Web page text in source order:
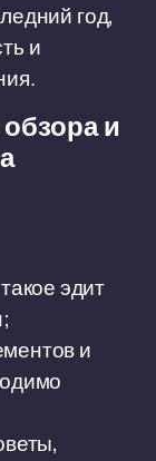
год,
и
и
эдит
и